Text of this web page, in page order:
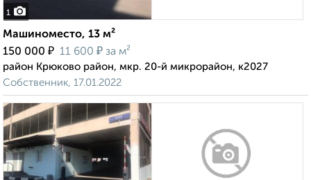
1
Машиноместо, 13 м²
150 000 ₽ 11 600 ₽ за м²
район Крюково район, мкр. 20-й микрорайон, к2027
Собственник, 17.01.2022